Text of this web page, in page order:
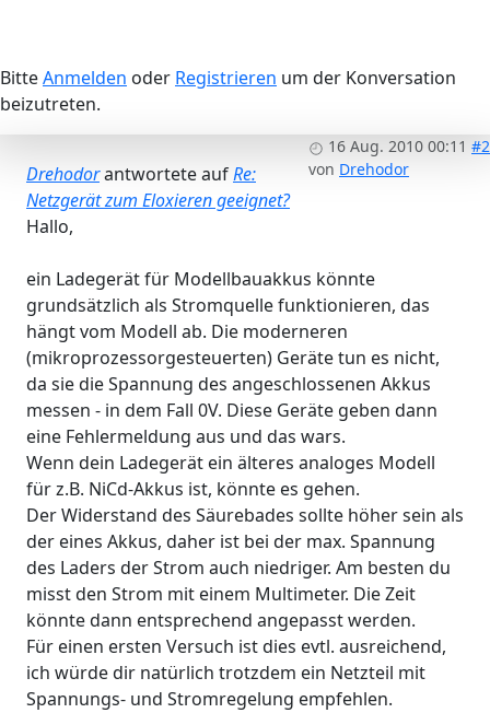
BitteAnmelden oder Registrieren um der Konversation
beizutreten.
16 Aug. 2010 00:11 #2
von Drehodor
Drehodorantwortete aufRe:
Netzgerät zum Eloxieren geeignet?
Hallo,
ein Ladegerät für Modellbauakkus könnte
grundsätzlich als Stromquelle funktionieren, das
hängt vom Modell ab. Die moderneren
(mikroprozessorgesteuerten) Geräte tun es nicht,
da sie die Spannung des angeschlossenen Akkus
messen - in dem Fall 0V. Diese Geräte geben dann
eine Fehlermeldung aus und das wars.
Wenn dein Ladegerät ein älteres analoges Modell
für z.B. NiCd-Akkus ist, könnte es gehen.
Der Widerstand des Säurebades sollte höher sein als
der eines Akkus, daher ist bei der max. Spannung
des Laders der Strom auch niedriger. Am besten du
misst den Strom mit einem Multimeter. Die Zeit
könnte dann entsprechend angepasst werden.
Für einen ersten Versuch ist dies evtl. ausreichend,
ich würde dir natürlich trotzdem ein Netzteil mit
Spannungs- und Stromregelung empfehlen.